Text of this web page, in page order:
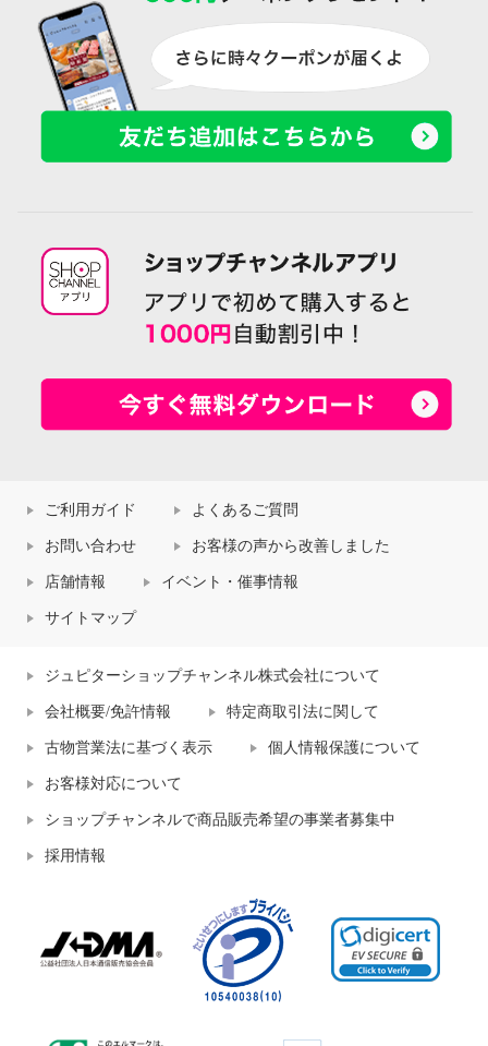
ご利用ガイド よくあるご質問
お問い合わせ お客様の声から改善しました
店舗情報 イベント・催事情報
サイトマップ
ジュピターショップチャンネル株式会社について
会社概要/免許情報 特定商取引法に関して
古物営業法に基づく表示 個人情報保護について
お客様対応について
ショップチャンネルで商品販売希望の事業者募集中
採用情報